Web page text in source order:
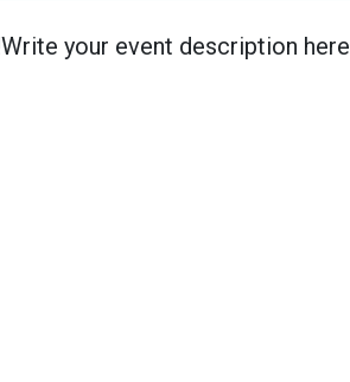
Write your event description here!